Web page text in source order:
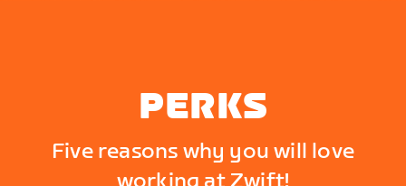
PERKS
Five reasons why you will love